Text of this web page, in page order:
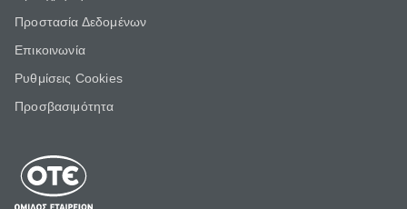
Προστασία Δεδομένων
Επικοινωνία
Ρυθμίσεις Cookies
Προσβασιμότητα